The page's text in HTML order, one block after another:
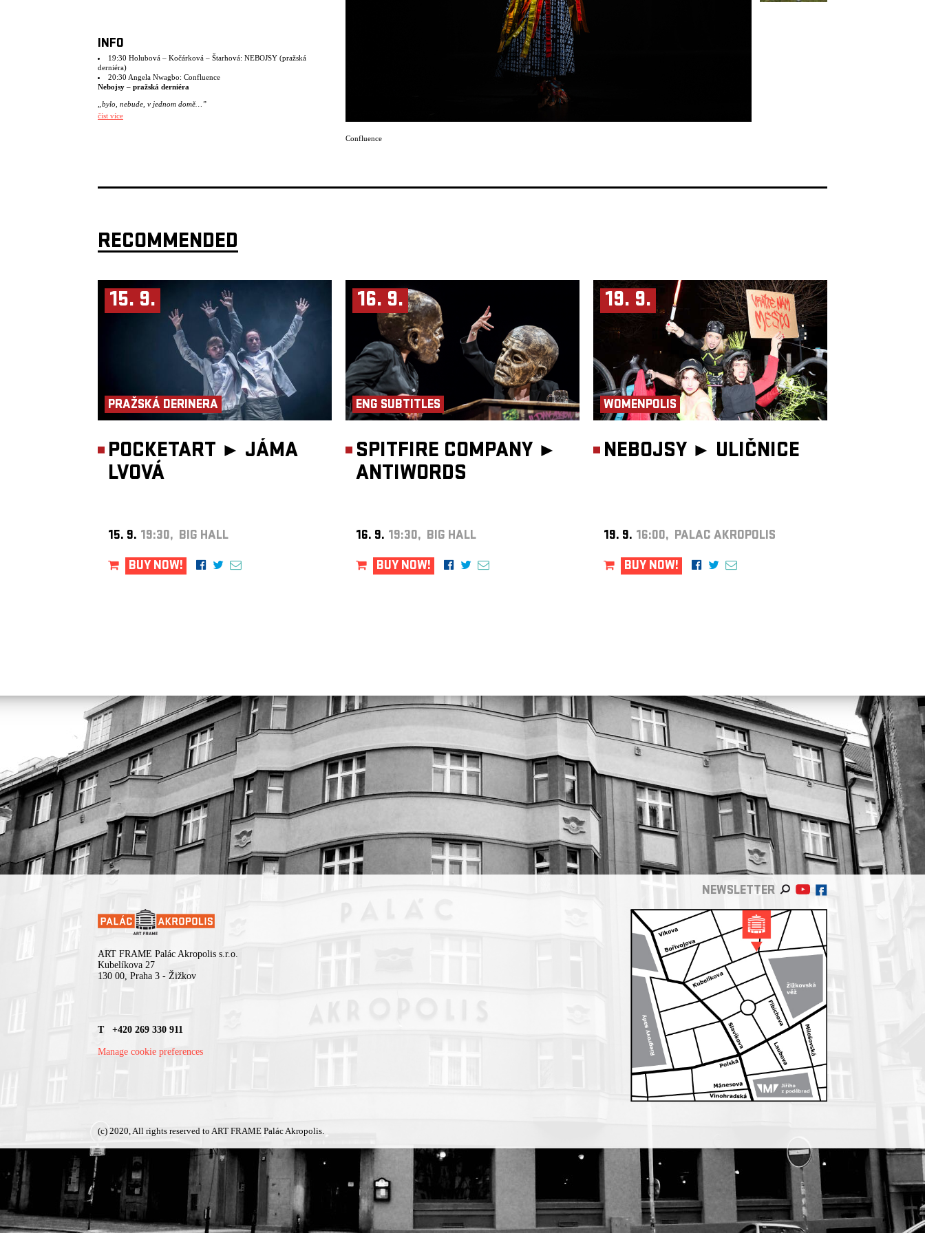
INFO
19:30 Holubová – Kočárková – Štarhová: NEBOJSY (pražská
derniéra)
20:30 Angela Nwagbo: Confluence
Nebojsy – pražská derniéra
„bylo, nebude, v jednom domě…”
Holubová – Kočárková – Štarhová
Koncept, režie, scénografie a performance: Tereza Holubová, Klára
Dramaturgická supervize: Kristýna Boháčová
Režijní supervize: Miřenka Čechová a Pavel Šimák
„Druhé dílo Nebojsy je jako, když vás někdo prudce strhne ze silnice před
řítícím se kamionem. Tři dokumentární příběhy tří žen, uvnitř nichž se
fyzicky ocitnete, vás nemilosrdně vtáhnou do svých rodinných konstelací.
Na chvíli uvěříte, že jste součástí, nejen jako voyeuři, ale jako přímí
účastníci dějů, které běží paralelně vedle sebe. Pořadí příběhů si losujete
a putujete prostorem Paláce Akropolis, který je zabydlen s neuvěřitelnou
Miřenka Čechová, 13.11.2023
Inscenace vznikla díky projektu Emergency Dances IV. a Tantehorse.
Délka představení: 55 minut
Foto: Vojtěch Brtnický, Jakub Urban
Česko-nigerijská performerka Angela Nwagbo ve své autorské
performance CONFLUENCE rozehrává intimní sondu do vrstevnatého
světa kulturní, jazykové a sociální identity.
Confluence se dotýká témat etnické identity, mezikulturního dialogu a
touhy po sounáležitosti. Hudba, móda a pohyb se stávají nositeli
taneční formy, a vytvářejí nový, osobitý jazyk vyprávění.
pozornost k tématům kulturní a etnické identity a demokratizovat
akademické vědění.
Ve své umělecké praxi se Angela zaměřuje na etnickou a kulturní
identitu, zejména u lidí se smíšeným původem. Prostřednictvím
fyzického divadla, tance, vyprávění příběhů, módy a hudby zkoumá
sounáležitost, rasovou dynamiku a výzvy, kterým čelí míšenci
při vytváření příslušnosti k české společnosti. Jejím cílem je propojit dvě
oblasti – antropologický výzkum a divadlo. Vzhledem k tomu, že oba
jsou omezeny na specifické prostory a sociální bubliny, je Angely snahou
tyto světy propojit, demokratizovat znalosti a podpořit hlubší
porozumění mezi lidmi z různých etnických a kulturních prostředí.
délka představení: 55 minut
číst více
Confluence
RECOMMENDED
15. 9.
PRAŽSKÁ DERINERA
POCKETART ► JÁMA
LVOVÁ
15. 9. 19:30, BIG HALL
BUY NOW!
16. 9.
ENG SUBTITLES
SPITFIRE COMPANY ►
ANTIWORDS
16. 9. 19:30, BIG HALL
BUY NOW!
19. 9.
WOMENPOLIS
NEBOJSY ► ULIČNICE
19. 9. 16:00, PALAC AKROPOLIS
BUY NOW!
NEWSLETTER
ART FRAME Palác Akropolis s.r.o.
Kubelíkova 27
130 00, Praha 3 - Žižkov
T +420 269 330 911
Manage cookie preferences
(c) 2020, All rights reserved to ART FRAME Palác Akropolis.